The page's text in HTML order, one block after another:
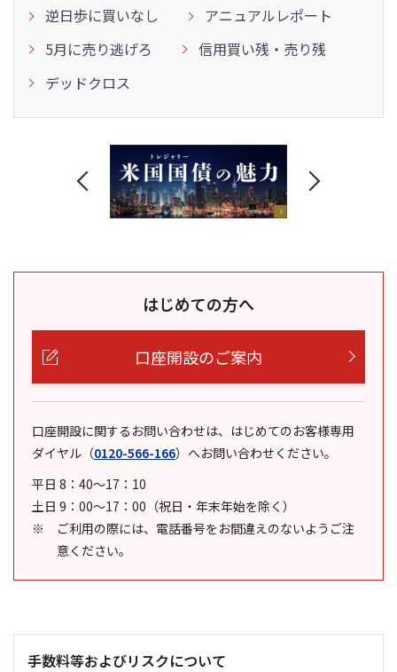
逆日歩に買いなし
アニュアルレポート
5月に売り逃げろ
信用買い残・売り残
デッドクロス
はじめての方へ
口座開設のご案内
口座開設に関するお問い合わせは、はじめてのお客様専用
ダイヤル （0120-566-166） へお問い合わせください。
平日 8：40～17：10
土日 9：00～17：00（祝日・年末年始を除く）
ご利用の際には、電話番号をお間違えのないようご注
意ください。
手数料等およびリスクについて